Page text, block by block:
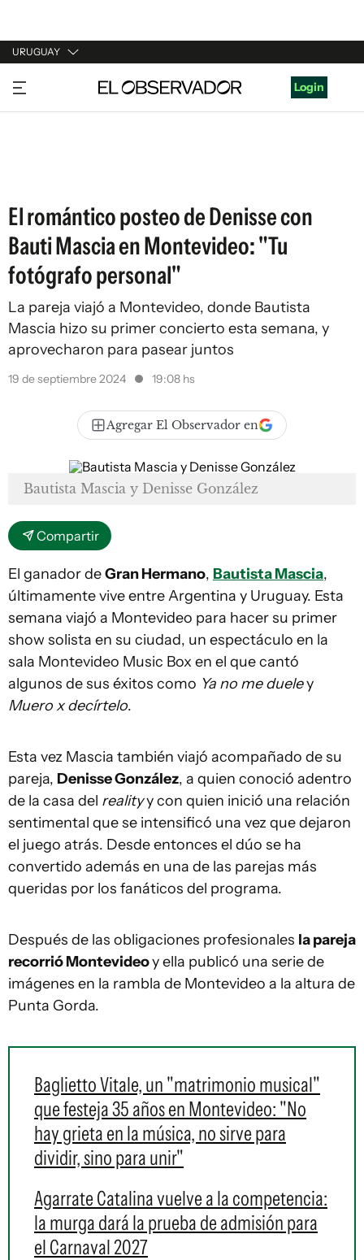
URUGUAY
URUGUAY
ARGENTINA
Login
El romántico posteo de Denisse con
Bauti Mascia en Montevideo: "Tu
fotógrafo personal"
La pareja viajó a Montevideo, donde Bautista
Mascia hizo su primer concierto esta semana, y
aprovecharon para pasear juntos
19 de septiembre 2024 19:08 hs
Agregar El Observador en
Bautista Mascia y Denisse González
Compartir
El ganador deGran Hermano, Bautista Mascia,
últimamente vive entre Argentina y Uruguay. Esta
semana viajó a Montevideo para hacer su primer
show solista en su ciudad, un espectáculo en la
sala Montevideo Music Box en el que cantó
algunos de sus éxitos como Ya no me dueley
Muero x decírtelo.
Esta vez Mascia también viajó acompañado de su
pareja, Denisse González, a quien conoció adentro
de la casa del realityy con quien inició una relación
sentimental que se intensificó una vez que dejaron
el juego atrás. Desde entonces el dúo se ha
convertido además en una de las parejas más
queridas por los fanáticos del programa.
Después de las obligaciones profesionales la pareja
recorrió Montevideoy ella publicó una serie de
imágenes en la rambla de Montevideo a la altura de
Punta Gorda.
Baglietto Vitale, un "matrimonio musical"
que festeja 35 años en Montevideo: "No
hay grieta en la música, no sirve para
dividir, sino para unir"
Agarrate Catalina vuelve a la competencia:
la murga dará la prueba de admisión para
el Carnaval 2027